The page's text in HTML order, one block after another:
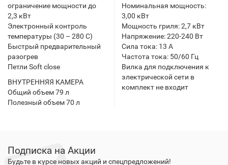
ограничение мощности до
2,3 кВт
Электронный контроль
температуры (30 – 280 С)
Быстрый предварительный
разогрев
Петли Soft close
ВНУТРЕННЯЯ КАМЕРА
Общий объем 79 л
Полезный объем 70 л
Номинальная мощность:
3,00 кВт
Мощность гриля: 2,7 кВт
Напряжение: 220-240 Вт
Сила тока: 13 А
Частота тока: 50/60 Гц
Вилка для подключения к
электрической сети в
комплект не входит
Подписка на Акции
Будьте в курсе новых акций и спецпредложений!